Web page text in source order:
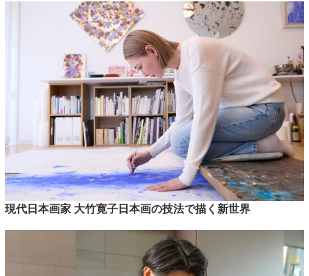
現代日本画家 大竹寛子日本画の技法で描く新世界